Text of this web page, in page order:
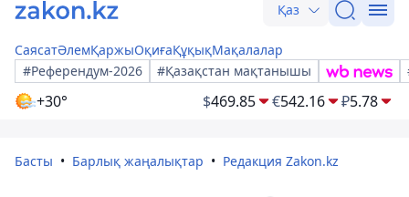
Қаз
СаясатӘлемҚаржыОқиғаҚұқықМақалалар
#Референдум-2026
#Қазақстан мақтанышы
+30° $469.85 €542.16 ₽5.78
Басты Барлық жаңалықтар Редакция Zakon.kz